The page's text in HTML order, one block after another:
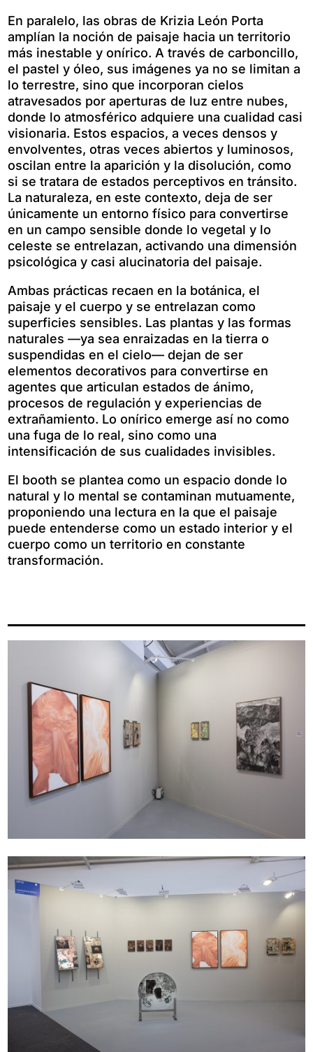
En paralelo, las obras de Krizia León Porta
amplían la noción de paisaje hacia un territorio
más inestable y onírico. A través de carboncillo,
el pastel y óleo, sus imágenes ya no se limitan a
lo terrestre, sino que incorporan cielos
atravesados por aperturas de luz entre nubes,
donde lo atmosférico adquiere una cualidad casi
visionaria. Estos espacios, a veces densos y
envolventes, otras veces abiertos y luminosos,
oscilan entre la aparición y la disolución, como
si se tratara de estados perceptivos en tránsito.
La naturaleza, en este contexto, deja de ser
únicamente un entorno físico para convertirse
en un campo sensible donde lo vegetal y lo
celeste se entrelazan, activando una dimensión
psicológica y casi alucinatoria del paisaje.
Ambas prácticas recaen en la botánica, el
paisaje y el cuerpo y se entrelazan como
superficies sensibles. Las plantas y las formas
naturales —ya sea enraizadas en la tierra o
suspendidas en el cielo— dejan de ser
elementos decorativos para convertirse en
agentes que articulan estados de ánimo,
procesos de regulación y experiencias de
extrañamiento. Lo onírico emerge así no como
una fuga de lo real, sino como una
intensificación de sus cualidades invisibles.
El booth se plantea como un espacio donde lo
natural y lo mental se contaminan mutuamente,
proponiendo una lectura en la que el paisaje
puede entenderse como un estado interior y el
cuerpo como un territorio en constante
transformación.